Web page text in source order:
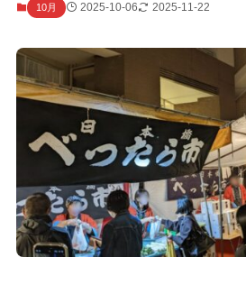
10月 2025-10-06 2025-11-22